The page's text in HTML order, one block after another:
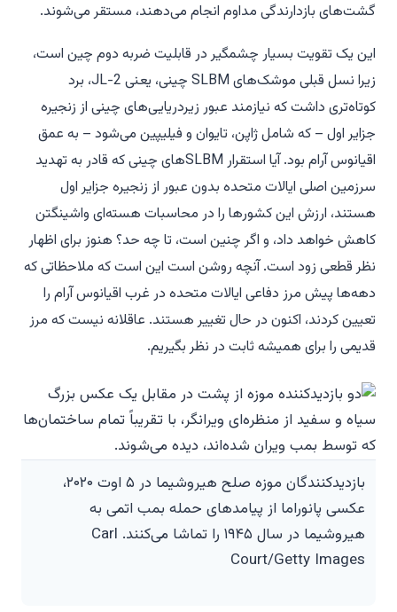
گشت‌های بازدارندگی مداوم انجام می‌دهند، مستقر می‌شوند.
این یک تقویت بسیار چشمگیر در قابلیت ضربه دوم چین است،
زیرا نسل قبلی موشک‌های SLBM چینی، یعنی JL-2، برد
کوتاه‌تری داشت که نیازمند عبور زیردریایی‌های چینی از زنجیره
جزایر اول – که شامل ژاپن، تایوان و فیلیپین می‌شود – به عمق
اقیانوس آرام بود. آیا استقرار SLBMهای چینی که قادر به تهدید
سرزمین اصلی ایالات متحده بدون عبور از زنجیره جزایر اول
هستند، ارزش این کشورها را در محاسبات هسته‌ای واشینگتن
کاهش خواهد داد، و اگر چنین است، تا چه حد؟ هنوز برای اظهار
نظر قطعی زود است. آنچه روشن است این است که ملاحظاتی که
دهه‌ها پیش مرز دفاعی ایالات متحده در غرب اقیانوس آرام را
تعیین کردند، اکنون در حال تغییر هستند. عاقلانه نیست که مرز
قدیمی را برای همیشه ثابت در نظر بگیریم.
بازدیدکنندگان موزه صلح هیروشیما در ۵ اوت ۲۰۲۰،
عکسی پانوراما از پیامدهای حمله بمب اتمی به
هیروشیما در سال ۱۹۴۵ را تماشا می‌کنند. Carl
Court/Getty Images